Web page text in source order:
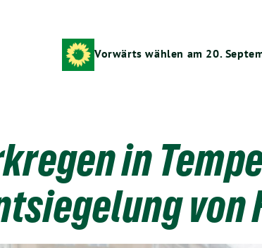
Vorwärts wählen am 20.
in